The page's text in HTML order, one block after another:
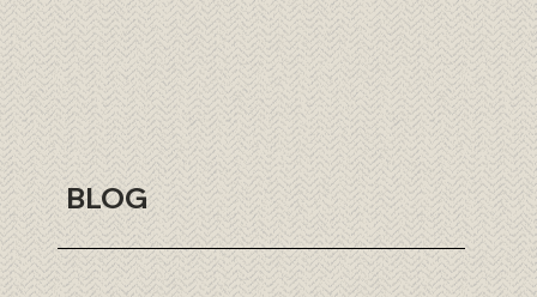
BLOG